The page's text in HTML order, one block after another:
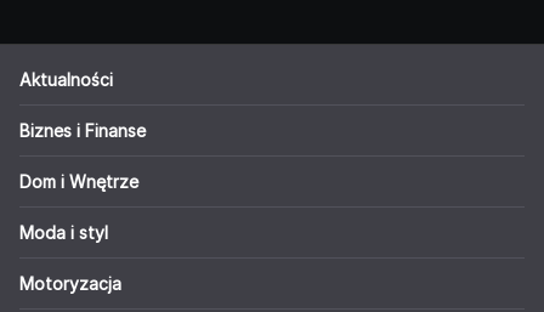
Aktualności
Biznes i Finanse
Dom i Wnętrze
Moda i styl
Motoryzacja